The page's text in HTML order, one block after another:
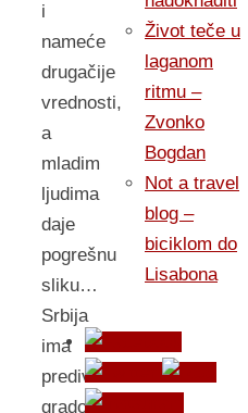
i
nameće
drugačije
vrednosti,
a
mladim
ljudima
daje
pogrešnu
sliku…
Srbija
ima
predivne
gradove
Život teče u
laganom
ritmu –
Zvonko
Bogdan
Not a travel
blog –
biciklom do
Lisabona